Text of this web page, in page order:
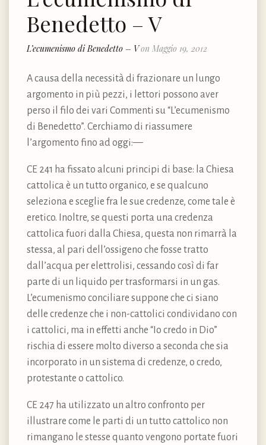
Benedetto – V
L’ecumenismo di Benedetto – Von Maggio 19, 2012
A causa della necessità di frazionare un lungo
argomento in più pezzi, i lettori possono aver
perso il filo dei vari Commenti su “L’ecumenismo
di Benedetto”. Cerchiamo di riassumere
l’argomento fino ad oggi:—
CE 241 ha fissato alcuni principi di base: la Chiesa
cattolica è un tutto organico, e se qualcuno
seleziona e sceglie fra le sue credenze, come tale è
eretico. Inoltre, se questi porta una credenza
cattolica fuori dalla Chiesa, questa non rimarrà la
stessa, al pari dell’ossigeno che fosse tratto
dall’acqua per elettrolisi, cessando così di far
parte di un liquido per trasformarsi in un gas.
L’ecumenismo conciliare suppone che ci siano
delle credenze che i non-cattolici condividano con
i cattolici, ma in effetti anche “Io credo in Dio”
rischia di essere molto diverso a seconda che sia
incorporato in un sistema di credenze, o credo,
protestante o cattolico.
CE 247 ha utilizzato un altro confronto per
illustrare come le parti di un tutto cattolico non
rimangano le stesse quanto vengono portate fuori